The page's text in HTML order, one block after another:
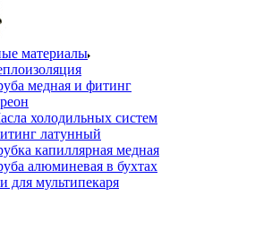
материалы
медная и фитинг
холодильных систем
латунный
капиллярная медная
алюминевая в бухтах
для мультипекаря